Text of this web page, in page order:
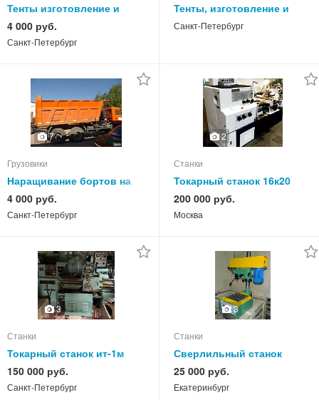
Тенты изготовление и
ремонт, ворота, каркасы,
борта
4 000 руб.
Санкт-Петербург
Тенты, изготовление и
ремонт, каркасы, ворота
Санкт-Петербург
7
Грузовики
Наращивание бортов на
самосвалы всех видов,
полога, лесенки
4 000 руб.
Санкт-Петербург
2
Станки
Токарный станок 16к20
200 000 руб.
Москва
3
Станки
Токарный станок ит-1м
150 000 руб.
Санкт-Петербург
3
Станки
Сверлильный станок
2м112
25 000 руб.
Екатеринбург